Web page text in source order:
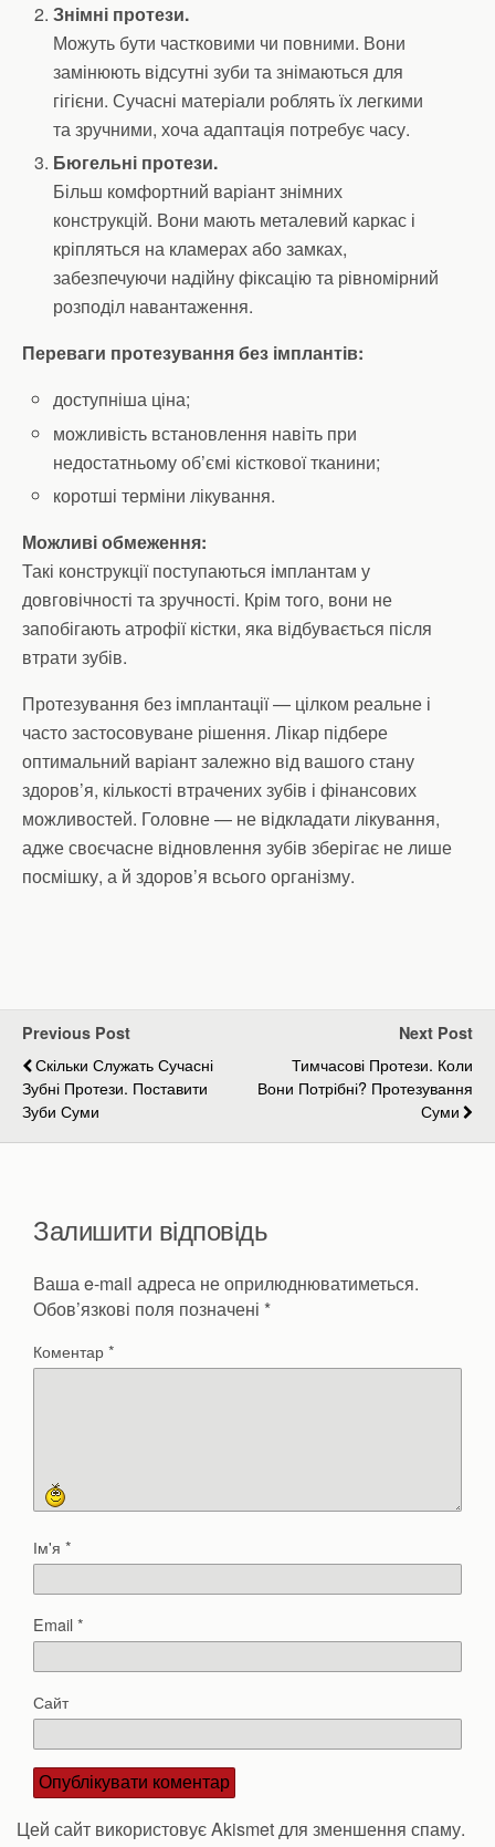
Знімні протези.
Можуть бути частковими чи повними. Вони
замінюють відсутні зуби та знімаються для
гігієни. Сучасні матеріали роблять їх легкими
та зручними, хоча адаптація потребує часу.
Бюгельні протези.
Більш комфортний варіант знімних
конструкцій. Вони мають металевий каркас і
кріпляться на кламерах або замках,
забезпечуючи надійну фіксацію та рівномірний
розподіл навантаження.
Переваги протезування без імплантів:
доступніша ціна;
можливість встановлення навіть при
недостатньому об’ємі кісткової тканини;
коротші терміни лікування.
Можливі обмеження:
Такі конструкції поступаються імплантам у
довговічності та зручності. Крім того, вони не
запобігають атрофії кістки, яка відбувається після
втрати зубів.
Протезування без імплантації — цілком реальне і
часто застосовуване рішення. Лікар підбере
оптимальний варіант залежно від вашого стану
здоров’я, кількості втрачених зубів і фінансових
можливостей. Головне — не відкладати лікування,
адже своєчасне відновлення зубів зберігає не лише
посмішку, а й здоров’я всього організму.
Previous Post
Скільки Служать Сучасні
Зубні Протези. Поставити
Зуби Суми
Next Post
Тимчасові Протези. Коли
Вони Потрібні? Протезування
Суми
Залишити відповідь
Ваша e-mail адреса не оприлюднюватиметься.
Обов’язкові поля позначені *
Коментар*
Ім'я *
Email*
Сайт
Цей сайт використовує Akismet для зменшення спаму.